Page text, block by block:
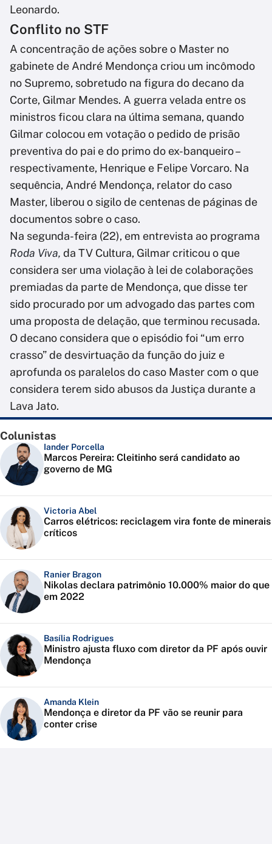
Leonardo.
Conflito no STF
A concentração de ações sobre o Master no
gabinete de André Mendonça criou um incômodo
no Supremo, sobretudo na figura do decano da
Corte, Gilmar Mendes. A guerra velada entre os
ministros ficou clara na última semana, quando
Gilmar colocou em votação o pedido de prisão
preventiva do pai e do primo do ex-banqueiro –
respectivamente, Henrique e Felipe Vorcaro. Na
sequência, André Mendonça, relator do caso
Master, liberou o sigilo de centenas de páginas de
documentos sobre o caso.
Na segunda-feira (22), em entrevista ao programa
Roda Viva, da TV Cultura, Gilmar criticou o que
considera ser uma violação à lei de colaborações
premiadas da parte de Mendonça, que disse ter
sido procurado por um advogado das partes com
uma proposta de delação, que terminou recusada.
O decano considera que o episódio foi “um erro
crasso” de desvirtuação da função do juiz e
aprofunda os paralelos do caso Master com o que
considera terem sido abusos da Justiça durante a
Lava Jato.
Colunistas
Iander Porcella
Marcos Pereira: Cleitinho será candidato ao
governo de MG
Victoria Abel
Carros elétricos: reciclagem vira fonte de minerais
críticos
Ranier Bragon
Nikolas declara patrimônio 10.000% maior do que
em 2022
Basília Rodrigues
Ministro ajusta fluxo com diretor da PF após ouvir
Mendonça
Amanda Klein
Mendonça e diretor da PF vão se reunir para
conter crise